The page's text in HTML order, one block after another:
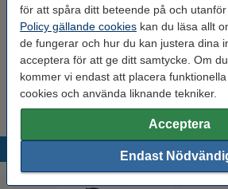
för att spåra ditt beteende på och
Policy gällande cookies kan du läsa allt
de fungerar och hur du kan justera dina
acceptera för att ge ditt samtycke. Om
kommer vi endast att placera
cookies och använda liknande tekniker.
Acceptera
Endast
Glöm inte att beställa!
Hushållspapper 2-lag | 123ink |
29 kr
Populära produkter